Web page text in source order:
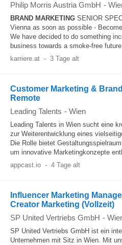
Philip Morris Austria GmbH -
BRAND MARKETING SENIOR
Vienna as soon as possible -
We have decided to do something
business towards a smoke-free
karriere.at - 3 Tage alt
Customer Marketing &
Remote
Leading Talents - Wien
Leading Talents in Wien sucht eine
zur Weiterentwicklung eines
Die Rolle bietet
um innovative Marketingkonzepte
appcast.io - 4 Tage alt
Influencer Marketing
Creator Marketing (Vollzeit)
SP United Vertriebs GmbH -
SP United Vertriebs GmbH ist ein
Unternehmen mit Sitz in Wien. Mit